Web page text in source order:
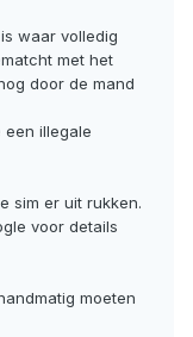
waar volledig
met het
door de mand
een illegale
sim er uit rukken.
voor details
moeten